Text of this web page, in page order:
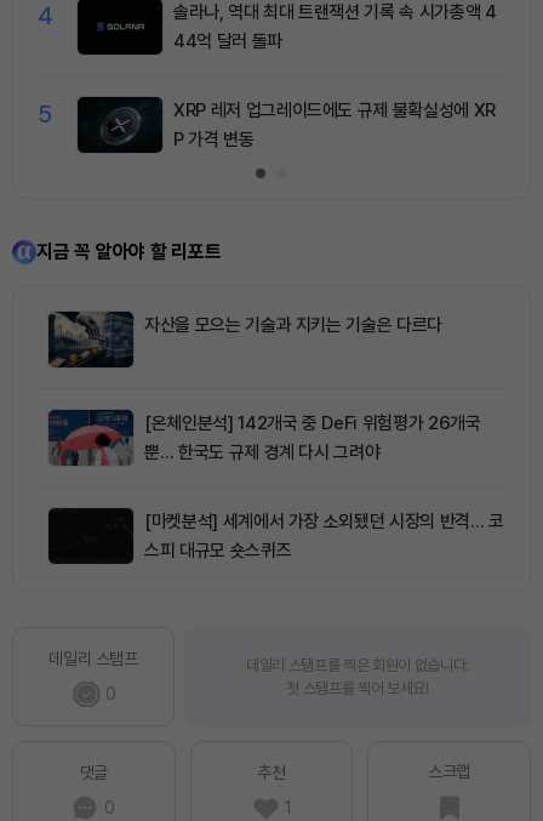
4
솔라나, 역대 최대 트랜잭션 기록 속 시가총액 4
44억 달러 돌파
5
XRP 레저 업그레이드에도 규제 불확실성에 XR
P 가격 변동
지금 꼭 알아야 할 리포트
자산을 모으는 기술과 지키는 기술은 다르다
[온체인분석] 142개국 중 DeFi 위험평가 26개국
뿐… 한국도 규제 경계 다시 그려야
[마켓분석] 세계에서 가장 소외됐던 시장의 반격… 코
스피 대규모 숏스퀴즈
데일리 스탬프
0
데일리 스탬프를 찍은 회원이 없습니다.
첫 스탬프를 찍어 보세요!
댓글
0
추천
1
스크랩